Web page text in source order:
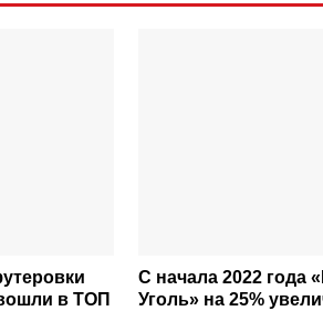
в ТОП
С начала 2022 года
Уголь» на 25%